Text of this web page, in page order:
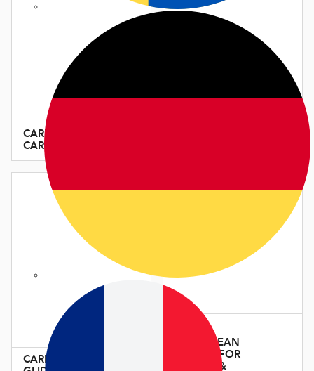
CARE SKIN
CARE BLUE
CARE GRIP &
CARE CLEAN
& GLIDE FOR
CROWN &